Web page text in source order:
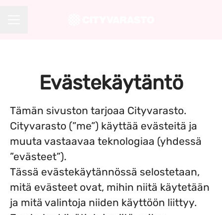
Evästekäytäntö
Tämän sivuston tarjoaa Cityvarasto.
Cityvarasto (”me”) käyttää evästeitä ja
muuta vastaavaa teknologiaa (yhdessä
”evästeet”).
Tässä evästekäytännössä selostetaan,
mitä evästeet ovat, mihin niitä käytetään
ja mitä valintoja niiden käyttöön liittyy.